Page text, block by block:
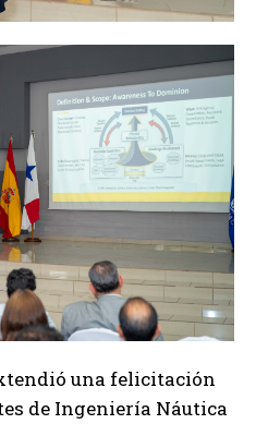
una felicitación
de Ingeniería Náutica